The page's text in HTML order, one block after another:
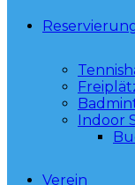
Indoor
Verein